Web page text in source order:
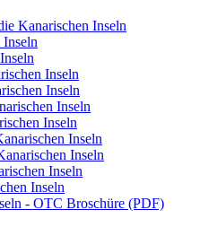
Kanarischen Inseln
Inseln
Inseln
Inseln
Inseln
Inseln
Inseln
Inseln
Inseln
- OTC Broschüre (PDF)